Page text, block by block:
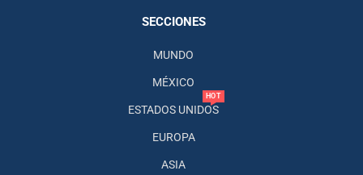
SECCIONES
MUNDO
MÉXICO
ESTADOS UNIDOS
HOT
EUROPA
ASIA